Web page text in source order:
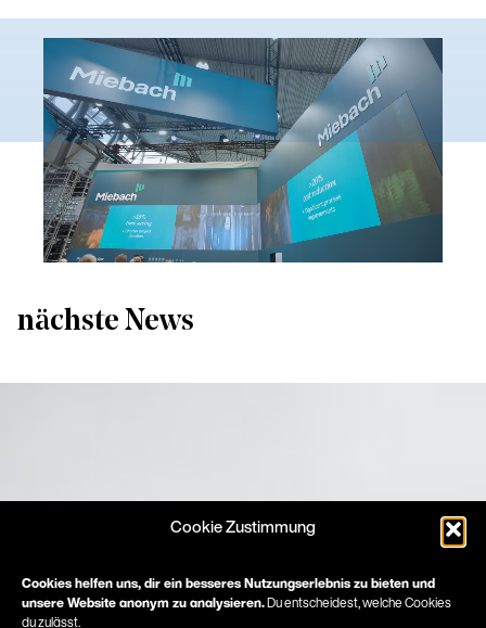
Cookie Zustimmung
Cookies helfen uns, dir ein besseres Nutzungserlebnis zu bieten und
unsere Website anonym zu analysieren. Du entscheidest, welche Cookies
du zulässt.
nächste News